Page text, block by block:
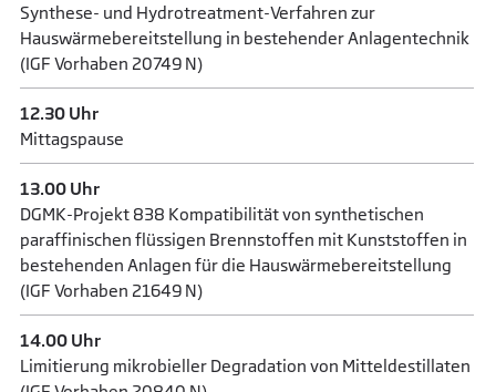
Synthese- und Hydrotreatment-Verfahren zur
Hauswärmebereitstellung in bestehender Anlagentechnik
(IGF Vorhaben 20749 N)
12.30 Uhr
Mittagspause
13.00 Uhr
DGMK-Projekt 838 Kompatibilität von synthetischen
paraffinischen flüssigen Brennstoffen mit Kunststoffen in
bestehenden Anlagen für die Hauswärmebereitstellung
(IGF Vorhaben 21649 N)
14.00 Uhr
Limitierung mikrobieller Degradation von Mitteldestillaten